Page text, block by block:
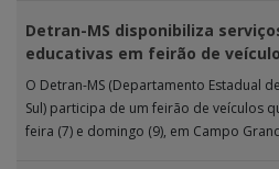
Detran-MS disponibiliza
educativas em feirão de
O Detran-MS (Departamento Estadual
Sul) participa de um feirão de veículos
feira (7) e domingo (9), em Campo